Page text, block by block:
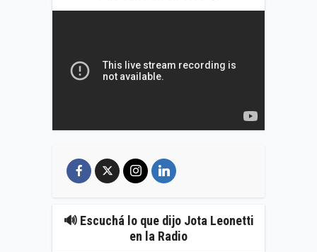
🔊 Escuchá lo que dijo Jota Leonetti
en la Radio